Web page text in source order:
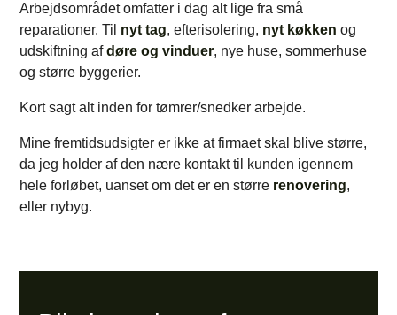
Arbejdsområdet omfatter i dag alt lige fra små
reparationer. Til nyt tag, efterisolering, nyt køkken og
udskiftning af døre og vinduer, nye huse, sommerhuse
og større byggerier.
Kort sagt alt inden for tømrer/snedker arbejde.
Mine fremtidsudsigter er ikke at firmaet skal blive større,
da jeg holder af den nære kontakt til kunden igennem
hele forløbet, uanset om det er en større renovering,
eller nybyg.